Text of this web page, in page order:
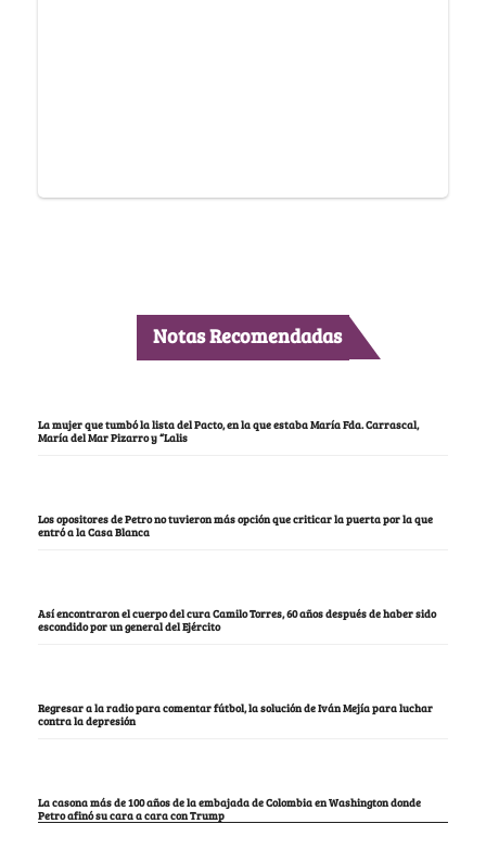
Notas Recomendadas
La mujer que tumbó la lista del Pacto, en la que estaba María Fda. Carrascal,
María del Mar Pizarro y “Lalis
Los opositores de Petro no tuvieron más opción que criticar la puerta por la que
entró a la Casa Blanca
Así encontraron el cuerpo del cura Camilo Torres, 60 años después de haber sido
escondido por un general del Ejército
Regresar a la radio para comentar fútbol, la solución de Iván Mejía para luchar
contra la depresión
La casona más de 100 años de la embajada de Colombia en Washington donde
Petro afinó su cara a cara con Trump